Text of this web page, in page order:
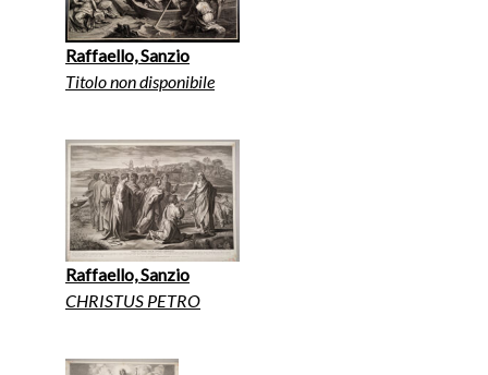
Raffaello, Sanzio
Titolo non disponibile
Raffaello, Sanzio
CHRISTUS PETRO